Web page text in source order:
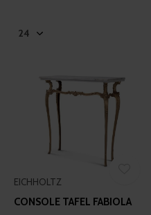
EICHHOLTZ
CONSOLE TAFEL FABIOLA